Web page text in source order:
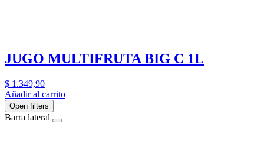
JUGO MULTIFRUTA BIG C 1L
$ 1.349,90
Añadir al carrito
Open filters
Barra lateral